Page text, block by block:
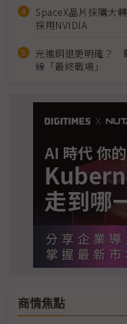
SpaceX晶片採購大
採用NVIDIA
光進銅退更明確？
線「最終戰場」
商情焦點